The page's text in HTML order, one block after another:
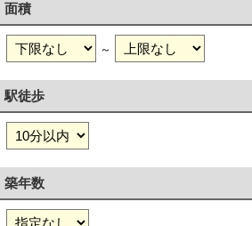
面積
～
駅徒歩
築年数